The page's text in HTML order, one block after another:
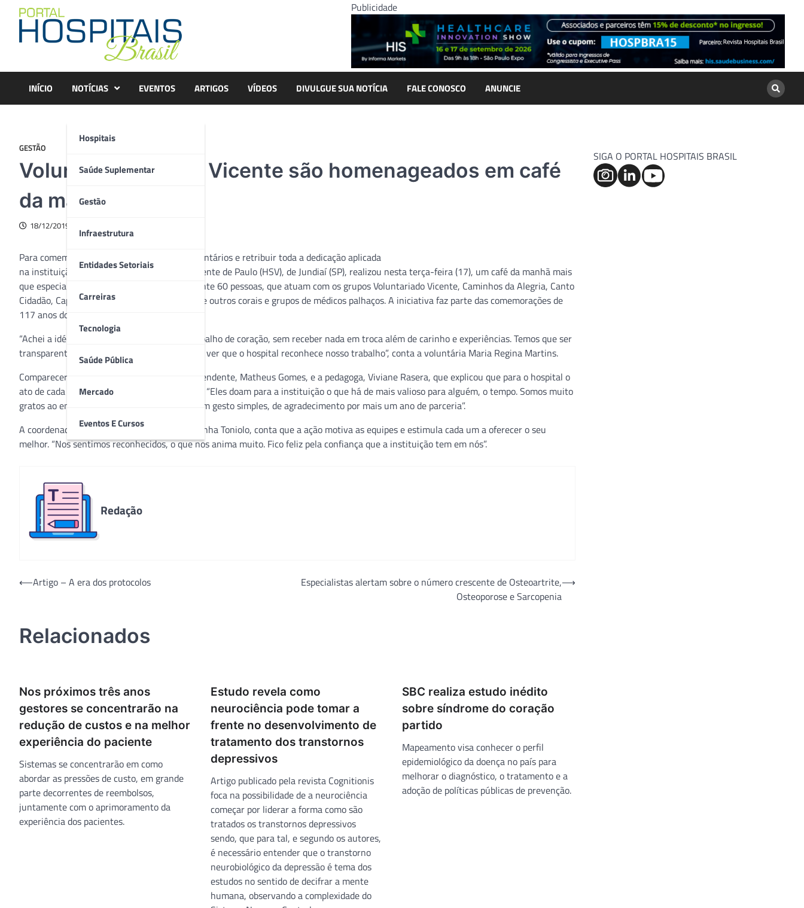
content
Publicidade
INÍCIO NOTÍCIAS
Hospitais
Saúde Suplementar
Gestão
Infraestrutura
Entidades Setoriais
Carreiras
Tecnologia
Saúde Pública
Mercado
Eventos E Cursos
EVENTOS ARTIGOS VÍDEOS DIVULGUE SUA NOTÍCIA FALE CONOSCO ANUNCIE
GESTÃO
Voluntários do São Vicente são homenageados em café
da manhã especial
18/12/2019
Para comemorar o sucesso dos trabalhos voluntários e retribuir toda a dedicação aplicada
na instituição, o Hospital de Caridade São Vicente de Paulo (HSV), de Jundiaí (SP), realizou nesta terça-feira (17), um café da manhã mais
que especial. O evento reuniu aproximadamente 60 pessoas, que atuam com os grupos Voluntariado Vicente, Caminhos da Alegria, Canto
Cidadão, Capelania, Ong Amigos pela Fé, entre outros corais e grupos de médicos palhaços. A iniciativa faz parte das comemorações de
117 anos do HSV.
“Achei a idéia sensacional. Nós fazemos o trabalho de coração, sem receber nada em troca além de carinho e experiências. Temos que ser
transparentes e para nós é muito gratificante ver que o hospital reconhece nosso trabalho”, conta a voluntária Maria Regina Martins.
Compareceram à confraternização o superintendente, Matheus Gomes, e a pedagoga, Viviane Rasera, que explicou que para o hospital o
ato de cada voluntário é visto com admiração. “Eles doam para a instituição o que há de mais valioso para alguém, o tempo. Somos muito
gratos ao empenho de cada um. Esse café é um gesto simples, de agradecimento por mais um ano de parceria”.
A coordenadora do Voluntariado Vicente, Cyzinha Toniolo, conta que a ação motiva as equipes e estimula cada um a oferecer o seu
melhor. “Nos sentimos reconhecidos, o que nos anima muito. Fico feliz pela confiança que a instituição tem em nós”.
Redação
Navegação
⟵Artigo – A era dos protocolos
Especialistas alertam sobre o número crescente de Osteoartrite,
Osteoporose e Sarcopenia
⟶
Relacionados
Nos próximos três anos
gestores se concentrarão na
redução de custos e na melhor
experiência do paciente
Sistemas se concentrarão em como
abordar as pressões de custo, em grande
parte decorrentes de reembolsos,
juntamente com o aprimoramento da
experiência dos pacientes.
Estudo revela como
neurociência pode tomar a
frente no desenvolvimento de
tratamento dos transtornos
depressivos
Artigo publicado pela revista Cognitionis
foca na possibilidade de a neurociência
começar por liderar a forma como são
tratados os transtornos depressivos
sendo, que para tal, e segundo os autores,
é necessário entender que o transtorno
neurobiológico da depressão é tema dos
estudos no sentido de decifrar a mente
humana, observando a complexidade do
SBC realiza estudo inédito
sobre síndrome do coração
partido
Mapeamento visa conhecer o perfil
epidemiológico da doença no país para
melhorar o diagnóstico, o tratamento e a
adoção de políticas públicas de prevenção.
SIGA O PORTAL HOSPITAIS BRASIL